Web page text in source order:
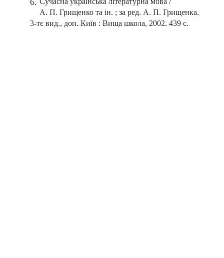
А. П. Грищенко та ін. ; за ред. А. П. Грищенка.
3-тє вид., доп. Київ : Вища школа, 2002. 439 с.